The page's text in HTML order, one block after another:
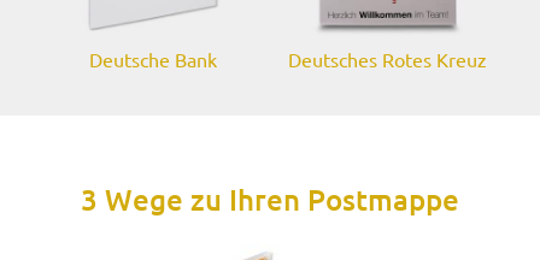
Deutsche Bank Deutsches Rotes Kreuz
3 Wege zu Ihren Postmappe